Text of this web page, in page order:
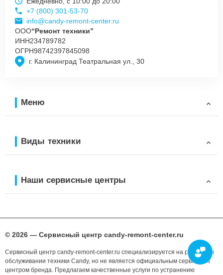
г. Калининград Театральная ул., 30
+7 (800) 301-53-70
info@candy-remont-center.ru
ООО“Ремонт техники”
ИНН234789782
ОГРН98742397845098
Меню
Виды техники
Наши сервисные центры
© 2026 — Сервисный центр candy-remont-center.ru
Сервисный центр candy-remont-center.ru специализируется на ремонте и
обслуживании техники Candy, но не является официальным сервисным
центром бренда. Предлагаем качественные услуги по устранению